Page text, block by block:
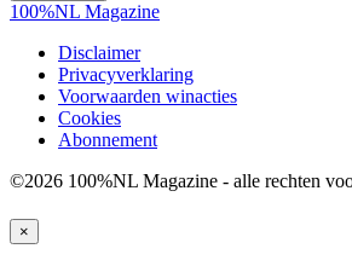
100%NL Magazine
Disclaimer
Privacyverklaring
Voorwaarden winacties
Cookies
Abonnement
©2026 100%NL Magazine - alle rechten
×